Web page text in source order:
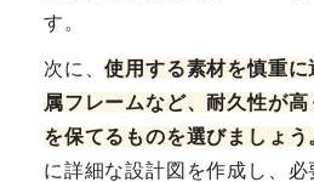
す。
次に、使用する素材を慎重
属フレームなど、耐久性が
を保てるものを選びましょう
に詳細な設計図を作成し、